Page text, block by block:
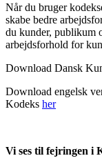
Når du bruger
skabe bedre
du kunder, publikum
arbejdsforhold for
Download Dansk
Download engelsk
Kodeks her
Vi ses til fejringen i